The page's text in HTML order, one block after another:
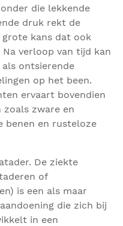
die lekkende
druk rekt de
kans dat ook
verloop van tijd kan
ontsierende
op het been.
ervaart bovendien
zware en
benen en rusteloze
De ziekte
of
is een als maar
die zich bij
in een